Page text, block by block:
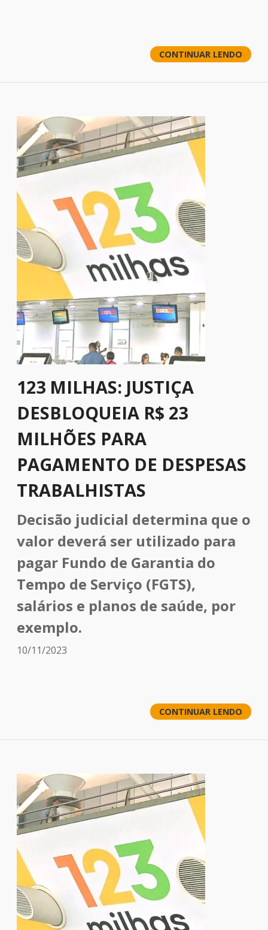
CONTINUAR LENDO
123 MILHAS: JUSTIÇA
DESBLOQUEIA R$ 23
MILHÕES PARA
PAGAMENTO DE DESPESAS
TRABALHISTAS
Decisão judicial determina que o
valor deverá ser utilizado para
pagar Fundo de Garantia do
Tempo de Serviço (FGTS),
salários e planos de saúde, por
exemplo.
10/11/2023
CONTINUAR LENDO